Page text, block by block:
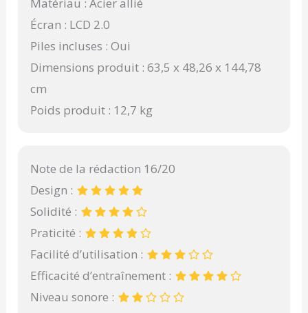
Écran : LCD 2.0
Piles incluses : Oui
Dimensions produit : 63,5 x 48,26 x 144,78
cm
Poids produit : 12,7 kg
Note de la rédaction 16/20
Design :
Solidité :
Praticité :
Facilité d’utilisation :
Efficacité d’entraînement :
Niveau sonore :